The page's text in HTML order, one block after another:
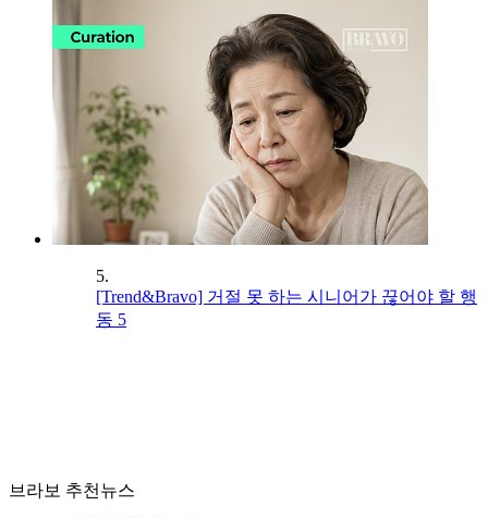
5.
[Trend&Bravo] 거절 못 하는 시니어가 끊어야 할 행
동 5
브라보 추천뉴스